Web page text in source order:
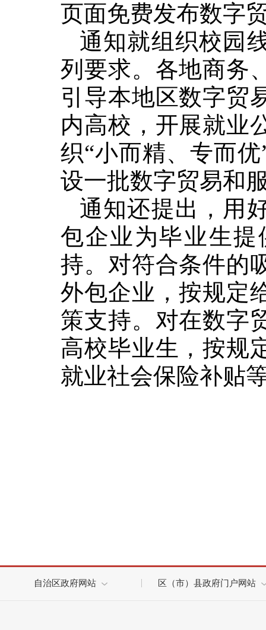
页面免费发布数字
通知就组织校园
列要求。各地商务
引导本地区数字贸
内高校，开展就业
织“小而精、专而
设一批数字贸易和
通知还提出，用
包企业为毕业生
持。对符合条件的
外包企业，按规定
策支持。对在数字
高校毕业生，按规
就业社会保险补贴
自治区政府网站 区（市）县政府门户网站